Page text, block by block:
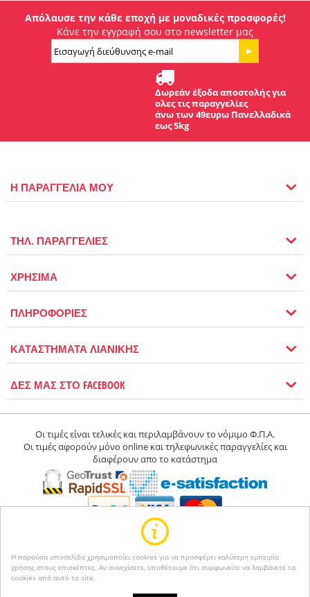
Η παρούσα ιστοσελίδα χρησιμοποίει cookies για να προσφέρει καλύτερη εμπειρία
χρήσης στους επισκέπτες. Αν συνεχίσετε, υποθέτουμε ότι συμφωνείτε να λαμβάνετε τα
cookies από αυτό το site.
Απόλαυσε την κάθε εποχή με μοναδικές προσφορές!
Κάνε την εγγραφή σου στο newsletter μας
Δωρεάν έξοδα αποστολής για
ολες τις παραγγελίες
άνω των 49ευρω Πανελλαδικά
εως 5kg
Η ΠΑΡΑΓΓΕΛΙΑ ΜΟΥ
ΤΗΛ. ΠΑΡΑΓΓΕΛΙΕΣ
ΧΡΗΣΙΜΑ
ΠΛΗΡΟΦΟΡΙΕΣ
ΚΑΤΑΣΤΗΜΑΤΑ ΛΙΑΝΙΚΗΣ
ΔΕΣ ΜΑΣ ΣΤΟ FACEBOOK
Οι τιμές είναι τελικές και περιλαμβάνουν το νόμιμο Φ.Π.Α.
Οι τιμές αφορούν μόνο online και τηλεφωνικές παραγγελίες και
διαφέρουν απο το κατάστημα
© 2004-2026 Happyseasons.Powered by CS-Cart